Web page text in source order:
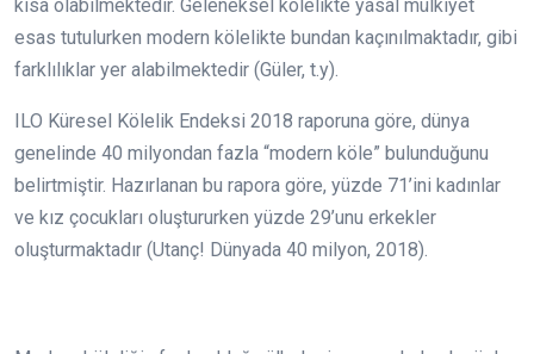
kısa olabilmektedir. Geleneksel kölelikte yasal mülkiyet
esas tutulurken modern kölelikte bundan kaçınılmaktadır, gibi
farklılıklar yer alabilmektedir (Güler, t.y).
ILO Küresel Kölelik Endeksi 2018 raporuna göre, dünya
genelinde 40 milyondan fazla “modern köle” bulunduğunu
belirtmiştir. Hazırlanan bu rapora göre, yüzde 71’ini kadınlar
ve kız çocukları oluştururken yüzde 29’unu erkekler
oluşturmaktadır (Utanç! Dünyada 40 milyon, 2018).